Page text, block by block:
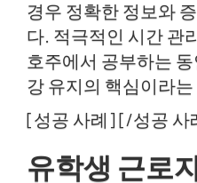
경우 정확한 정보와
다. 적극적인 시간 관
호주에서 공부하는
강 유지의 핵심이라
[성공 사례] [/성공 사
유학생 근로